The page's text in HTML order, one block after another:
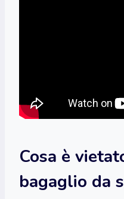
Cosa è
bagaglio da